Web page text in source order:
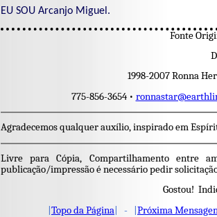
EU SOU Arcanjo Miguel.
Fonte
1998-2007 Ronna
775-856-3654 •
Agradecemos qualquer auxílio, inspirado em
Livre para Cópia, Compartilhamento entre
publicação/impressão é necessário pedir
Gostou!
Topo da Página | - | Próxima